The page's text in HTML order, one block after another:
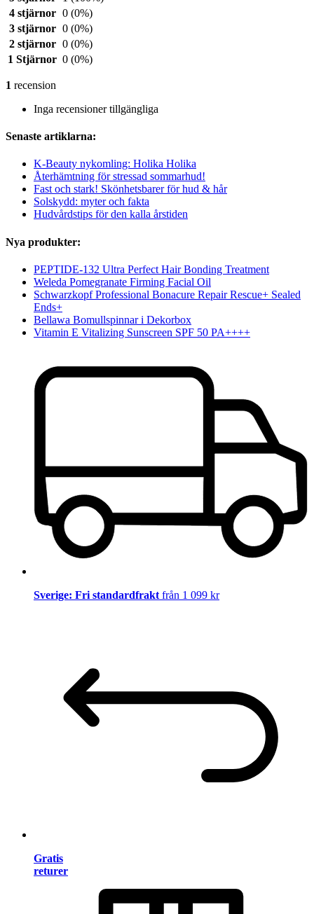
4 stjärnor 0 (0%)
3 stjärnor 0 (0%)
2 stjärnor 0 (0%)
1 Stjärnor 0 (0%)
1 recension
Inga recensioner tillgängliga
Senaste artiklarna:
K-Beauty nykomling: Holika Holika
Återhämtning för stressad sommarhud!
Fast och stark! Skönhetsbarer för hud & hår
Solskydd: myter och fakta
Hudvårdstips för den kalla årstiden
Nya produkter:
PEPTIDE-132 Ultra Perfect Hair Bonding Treatment
Weleda Pomegranate Firming Facial Oil
Schwarzkopf Professional Bonacure Repair Rescue+ Sealed
Ends+
Bellawa Bomullspinnar i Dekorbox
Vitamin E Vitalizing Sunscreen SPF 50 PA++++
Sverige: Fri standardfrakt från 1 099 kr
Gratis
returer